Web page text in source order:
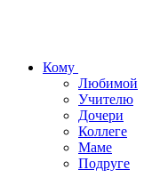
Кому
Любимой
Учителю
Дочери
Коллеге
Маме
Подруге